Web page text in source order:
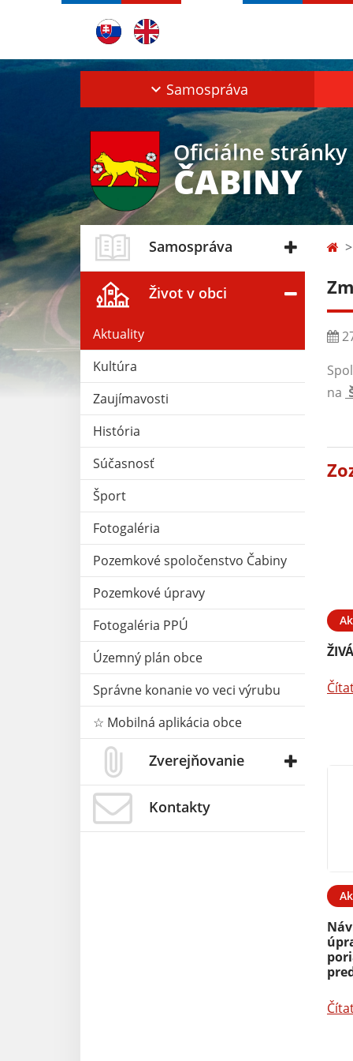
Samospráva
Oficiálne stránky
ČABINY
Samospráva
Život v obci
Aktuality
Kultúra
Zaujímavosti
História
Súčasnosť
Šport
Fotogaléria
Pozemkové spoločenstvo Čabiny
Pozemkové úpravy
Fotogaléria PPÚ
Územný plán obce
Správne konanie vo veci výrubu
☆ Mobilná aplikácia obce
Zverejňovanie
Kontakty
na